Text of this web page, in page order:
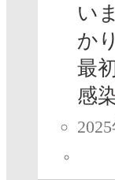
い
か
最
感